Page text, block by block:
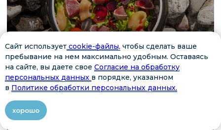
Сайт использует cookie-файлы, чтобы сделать ваше
пребывание на нем максимально удобным. Оставаясь
на сайте, вы даете свое Согласие на обработку
персональных данных в порядке, указанном
в Политике обработки персональных данных.
хорошо